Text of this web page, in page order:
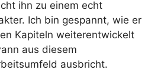
ihn zu einem echt
Ich bin gespannt, wie er
Kapiteln weiterentwickelt
aus diesem
ausbricht.